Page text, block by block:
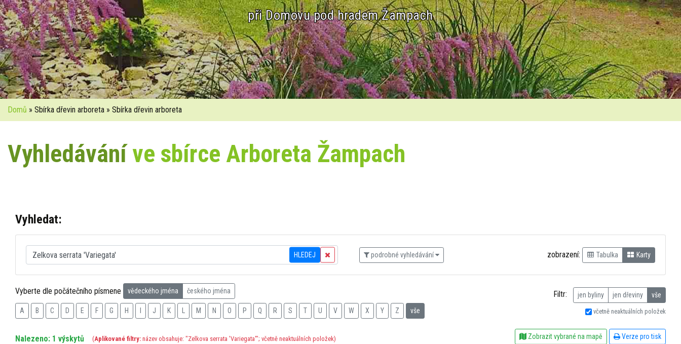
při Domovu pod hradem Žampach
Domů » Sbírka dřevin arboreta » Sbírka dřevin arboreta
Vyhledáváníve sbírce Arboreta Žampach
Vyhledat:
HLEDEJ podrobné vyhledávání zobrazení: Tabulka Karty
Vyberte dle počátečního písmene vědeckého jména českého jména
A B C D E F G H J K M N O P Q R S T U V W X Y Z vše
Filtr: jen byliny jen dřeviny vše
včetně neaktuálních položek
Nalezeno: 1 výskytů (Aplikované filtry: název obsahuje: "Zelkova serrata 'Variegata'"; včetně neaktuálních položek) Zobrazit vybrané na mapě Verze pro tisk